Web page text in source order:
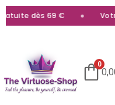
dès 69 €
0